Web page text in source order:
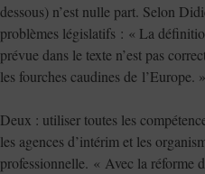
dessous) n’est nulle part. Selon
problèmes législatifs : « La
prévue dans le texte n’est pas
les fourches caudines de l’Europe. »
Deux : utiliser toutes les
les agences d’intérim et les
professionnelle. « Avec la réforme